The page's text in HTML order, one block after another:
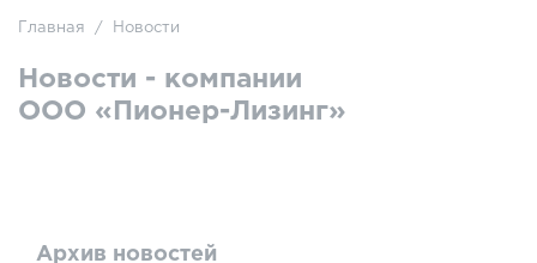
Главная / Новости
Новости - компании
ООО «Пионер-Лизинг»
Архив новостей